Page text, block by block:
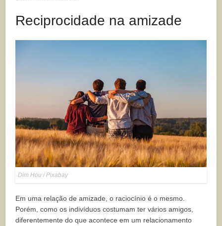
Reciprocidade na amizade
Dim Hou / Pixabay
Em uma relação de amizade, o raciocínio é o mesmo.
Porém, como os indivíduos costumam ter vários amigos,
diferentemente do que acontece em um relacionamento